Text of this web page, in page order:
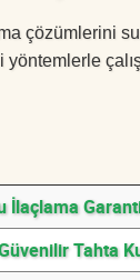
çözümlerini
İlaçlama
Tahta